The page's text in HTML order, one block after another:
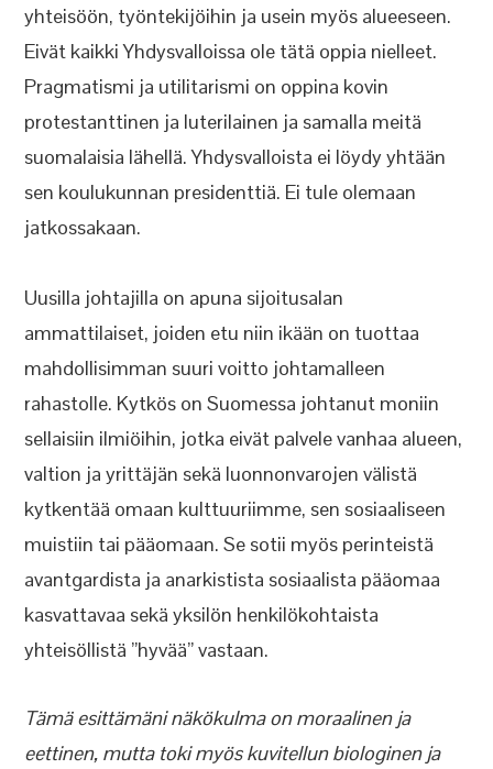
yhteisöön, työntekijöihin ja usein myös alueeseen.
Eivät kaikki Yhdysvalloissa ole tätä oppia nielleet.
Pragmatismi ja utilitarismi on oppina kovin
protestanttinen ja luterilainen ja samalla meitä
suomalaisia lähellä. Yhdysvalloista ei löydy yhtään
sen koulukunnan presidenttiä. Ei tule olemaan
jatkossakaan.
Uusilla johtajilla on apuna sijoitusalan
ammattilaiset, joiden etu niin ikään on tuottaa
mahdollisimman suuri voitto johtamalleen
rahastolle. Kytkös on Suomessa johtanut moniin
sellaisiin ilmiöihin, jotka eivät palvele vanhaa alueen,
valtion ja yrittäjän sekä luonnonvarojen välistä
kytkentää omaan kulttuuriimme, sen sosiaaliseen
muistiin tai pääomaan. Se sotii myös perinteistä
avantgardista ja anarkistista sosiaalista pääomaa
kasvattavaa sekä yksilön henkilökohtaista
yhteisöllistä ”hyvää” vastaan.
Tämä esittämäni näkökulma on moraalinen ja
eettinen, mutta toki myös kuvitellun biologinen ja